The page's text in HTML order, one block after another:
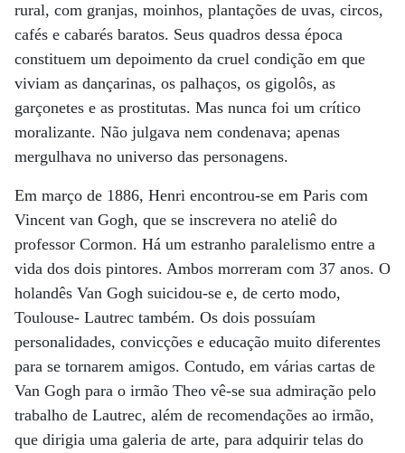
rural, com granjas, moinhos, plantações de uvas, circos,
cafés e cabarés baratos. Seus quadros dessa época
constituem um depoimento da cruel condição em que
viviam as dançarinas, os palhaços, os gigolôs, as
garçonetes e as prostitutas. Mas nunca foi um crítico
moralizante. Não julgava nem condenava; apenas
mergulhava no universo das personagens.
Em março de 1886, Henri encontrou-se em Paris com
Vincent van Gogh, que se inscrevera no ateliê do
professor Cormon. Há um estranho paralelismo entre a
vida dos dois pintores. Ambos morreram com 37 anos. O
holandês Van Gogh suicidou-se e, de certo modo,
Toulouse- Lautrec também. Os dois possuíam
personalidades, convicções e educação muito diferentes
para se tornarem amigos. Contudo, em várias cartas de
Van Gogh para o irmão Theo vê-se sua admiração pelo
trabalho de Lautrec, além de recomendações ao irmão,
que dirigia uma galeria de arte, para adquirir telas do